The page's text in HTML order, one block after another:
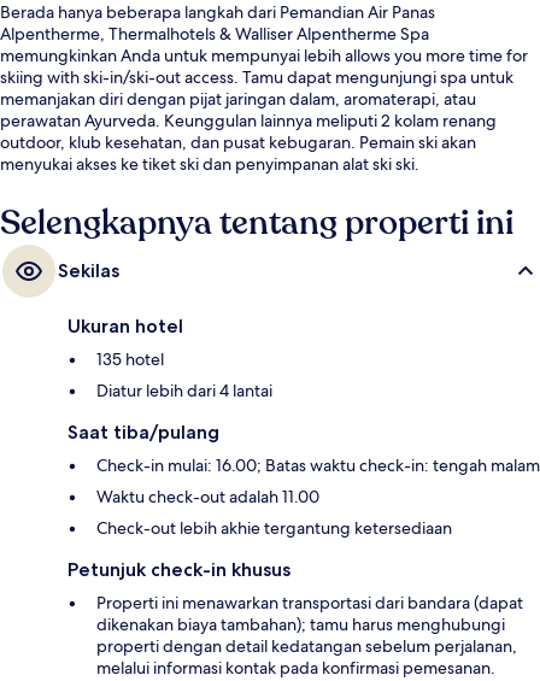
Berada hanya beberapa langkah dari Pemandian Air Panas
Alpentherme, Thermalhotels & Walliser Alpentherme Spa
memungkinkan Anda untuk mempunyai lebih allows you more time for
skiing with ski-in/ski-out access. Tamu dapat mengunjungi spa untuk
memanjakan diri dengan pijat jaringan dalam, aromaterapi, atau
perawatan Ayurveda. Keunggulan lainnya meliputi 2 kolam renang
outdoor, klub kesehatan, dan pusat kebugaran. Pemain ski akan
menyukai akses ke tiket ski dan penyimpanan alat ski ski.
Selengkapnya tentang properti ini
Sekilas
Ukuran hotel
135 hotel
Diatur lebih dari 4 lantai
Saat tiba/pulang
Check-in mulai: 16.00; Batas waktu check-in: tengah malam
Waktu check-out adalah 11.00
Check-out lebih akhie tergantung ketersediaan
Petunjuk check-in khusus
Properti ini menawarkan transportasi dari bandara (dapat
dikenakan biaya tambahan); tamu harus menghubungi
properti dengan detail kedatangan sebelum perjalanan,
melalui informasi kontak pada konfirmasi pemesanan.